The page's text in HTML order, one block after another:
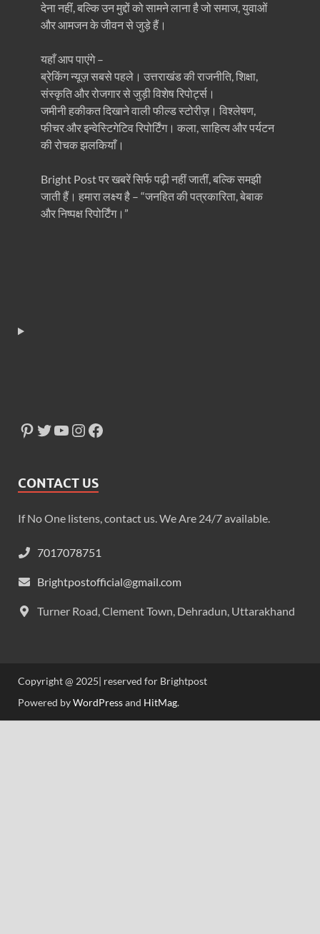
देना नहीं, बल्कि उन मुद्दों को सामने लाना है जो समाज, युवाओं
और आमजन के जीवन से जुड़े हैं।
यहाँ आप पाएंगे –
ब्रेकिंग न्यूज़ सबसे पहले। उत्तराखंड की राजनीति, शिक्षा,
संस्कृति और रोजगार से जुड़ी विशेष रिपोर्ट्स।
जमीनी हकीकत दिखाने वाली फील्ड स्टोरीज़। विश्लेषण,
फीचर और इन्वेस्टिगेटिव रिपोर्टिंग। कला, साहित्य और पर्यटन
की रोचक झलकियाँ।
Bright Post पर खबरें सिर्फ पढ़ी नहीं जातीं, बल्कि समझी
जाती हैं। हमारा लक्ष्य है – “जनहित की पत्रकारिता, बेबाक
और निष्पक्ष रिपोर्टिंग।”
CONTACT US
If No One listens, contact us. We Are 24/7 available.
7017078751
Brightpostofficial@gmail.com
Turner Road, Clement Town, Dehradun, Uttarakhand
Copyright @ 2025| reserved for Brightpost
Powered byWordPressand HitMag.